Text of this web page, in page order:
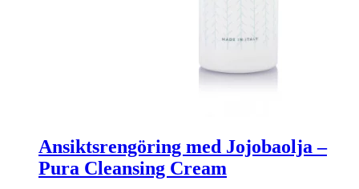
Ansiktsrengöring med Jojobaolja –
Pura Cleansing Cream